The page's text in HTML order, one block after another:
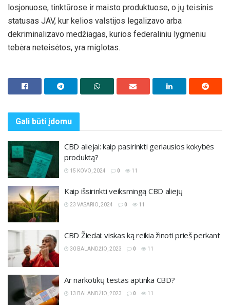
losjonuose, tinktūrose ir maisto produktuose, o jų teisinis
statusas JAV, kur kelios valstijos legalizavo arba
dekriminalizavo medžiagas, kurios federaliniu lygmeniu
tebėra neteisėtos, yra miglotas.
Gali būti įdomu
CBD aliejai: kaip pasirinkti geriausios kokybės
produktą?
15 KOVO, 2024 0 11
Kaip išsirinkti veiksmingą CBD aliejų
23 VASARIO, 2024 0 11
CBD Žiedai: viskas ką reikia žinoti prieš perkant
30 BALANDŽIO, 2023 0 11
Ar narkotikų testas aptinka CBD?
13 BALANDŽIO, 2023 0 11